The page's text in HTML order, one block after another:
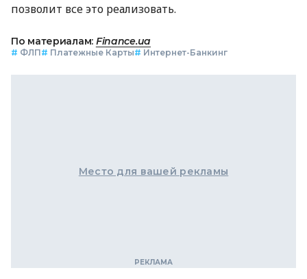
позволит все это реализовать.
По материалам: Finance.ua
# ФЛП# Платежные Карты# Интернет-Банкинг
Место для вашей рекламы